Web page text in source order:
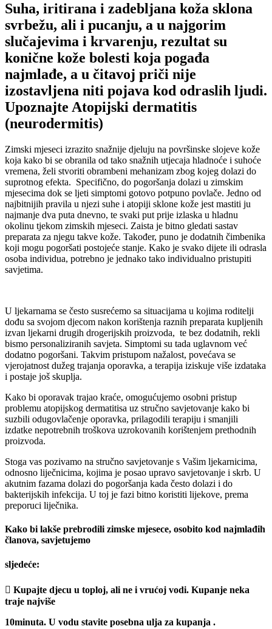
Suha, iritirana i zadebljana koža sklona
svrbežu, ali i pucanju, a u najgorim
slučajevima i krvarenju, rezultat su
konične kože bolesti koja pogađa
najmlađe, a u čitavoj priči nije
izostavljena niti pojava kod odraslih ljudi.
Upoznajte Atopijski dermatitis
(neurodermitis)
Zimski mjeseci izrazito snažnije djeluju na površinske slojeve kože
koja kako bi se obranila od tako snažnih utjecaja hladnoće i suhoće
vremena, želi stvoriti obrambeni mehanizam zbog kojeg dolazi do
suprotnog efekta. Specifično, do pogoršanja dolazi u zimskim
mjesecima dok se ljeti simptomi gotovo potpuno povlače. Jedno od
najbitnijih pravila u njezi suhe i atopiji sklone kože jest mastiti ju
najmanje dva puta dnevno, te svaki put prije izlaska u hladnu
okolinu tjekom zimskih mjeseci. Zaista je bitno gledati sastav
preparata za njegu takve kože. Također, puno je dodatnih čimbenika
koji mogu pogoršati postojeće stanje. Kako je svako dijete ili odrasla
osoba individua, potrebno je jednako tako individualno pristupiti
savjetima.
U ljekarnama se često susrećemo sa situacijama u kojima roditelji
dođu sa svojom djecom nakon korištenja raznih preparata kupljenih
izvan ljekarni drugih drogerijskih proizvoda, te bez dodatnih, rekli
bismo personaliziranih savjeta. Simptomi su tada uglavnom već
dodatno pogoršani. Takvim pristupom nažalost, povećava se
vjerojatnost dužeg trajanja oporavka, a terapija iziskuje više izdataka
i postaje još skuplja.
Kako bi oporavak trajao kraće, omogućujemo osobni pristup
problemu atopijskog dermatitisa uz stručno savjetovanje kako bi
suzbili odugovlačenje oporavka, prilagodili terapiju i smanjili
izdatke nepotrebnih troškova uzrokovanih korištenjem prethodnih
proizvoda.
Stoga vas pozivamo na stručno savjetovanje s Vašim ljekarnicima,
odnosno liječnicima, kojima je posao upravo savjetovanje i skrb. U
akutnim fazama dolazi do pogoršanja kada često dolazi i do
bakterijskih infekcija. U toj je fazi bitno koristiti lijekove, prema
preporuci liječnika.
Kako bi lakše prebrodili zimske mjesece, osobito kod najmlađih
članova, savjetujemo
sljedeće:
 Kupajte djecu u toploj, ali ne i vrućoj vodi. Kupanje neka
traje najviše
10minuta. U vodu stavite posebna ulja za kupanja .